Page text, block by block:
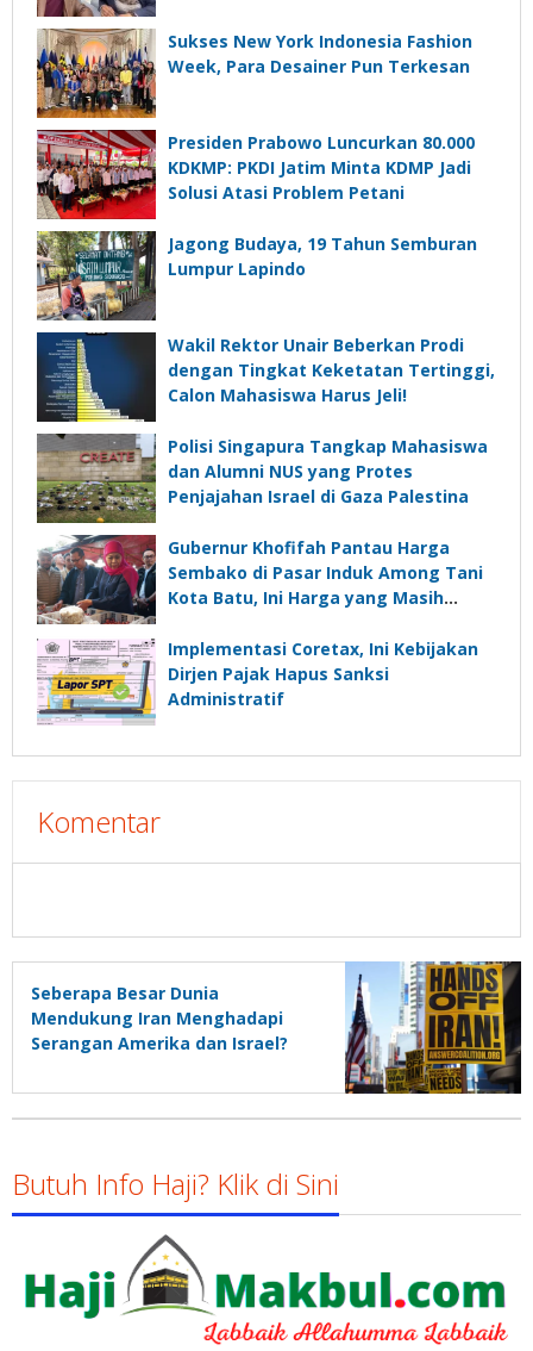
Sukses New York Indonesia Fashion
Week, Para Desainer Pun Terkesan
Presiden Prabowo Luncurkan 80.000
KDKMP: PKDI Jatim Minta KDMP Jadi
Solusi Atasi Problem Petani
Jagong Budaya, 19 Tahun Semburan
Lumpur Lapindo
Wakil Rektor Unair Beberkan Prodi
dengan Tingkat Keketatan Tertinggi,
Calon Mahasiswa Harus Jeli!
Polisi Singapura Tangkap Mahasiswa
dan Alumni NUS yang Protes
Penjajahan Israel di Gaza Palestina
Gubernur Khofifah Pantau Harga
Sembako di Pasar Induk Among Tani
Kota Batu, Ini Harga yang Masih
Implementasi Coretax, Ini Kebijakan
Dirjen Pajak Hapus Sanksi
Administratif
Komentar
Seberapa Besar Dunia
Mendukung Iran Menghadapi
Serangan Amerika dan Israel?
Butuh Info Haji? Klik di Sini